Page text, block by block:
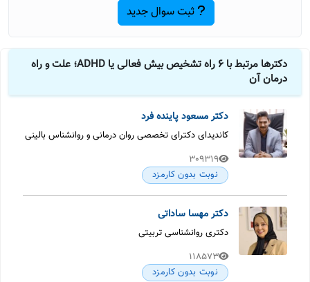
ثبت سوال جدید
دکترها مرتبط با 6 راه تشخیص بیش فعالی یا ADHD؛ علت و راه
درمان آن
دکتر مسعود پاینده فرد
کاندیدای دکترای تخصصی روان درمانی و روانشناس بالینی
309319
نوبت بدون کارمزد
دکتر مهسا ساداتی
دکتری روانشناسی تربیتی
118573
نوبت بدون کارمزد